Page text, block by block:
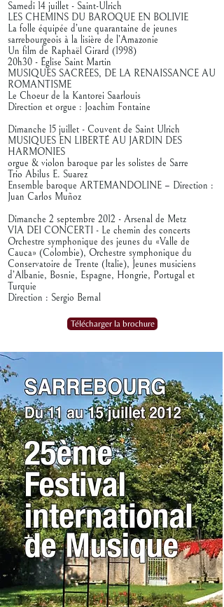
Samedi 14 juillet - Saint-Ulrich
LES CHEMINS DU BAROQUE EN BOLIVIE
La folle équipée d’une quarantaine de jeunes
sarrebourgeois à la lisière de l’Amazonie
Un film de Raphaël Girard (1998)
20h30 - Église Saint Martin
MUSIQUES SACRÉES, DE LA RENAISSANCE AU
ROMANTISME
Le Choeur de la Kantorei Saarlouis
Direction et orgue : Joachim Fontaine
Dimanche 15 juillet - Couvent de Saint Ulrich
MUSIQUES EN LIBERTÉ AU JARDIN DES
HARMONIES
orgue & violon baroque par les solistes de Sarre
Trio Abilus E. Suarez
Ensemble baroque ARTEMANDOLINE – Direction :
Juan Carlos Muñoz
Dimanche 2 septembre 2012 - Arsenal de Metz
VIA DEI CONCERTI - Le chemin des concerts
Orchestre symphonique des jeunes du «Valle de
Cauca» (Colombie), Orchestre symphonique du
Conservatoire de Trente (Italie), Jeunes musiciens
d’Albanie, Bosnie, Espagne, Hongrie, Portugal et
Turquie
Direction : Sergio Bernal
Télécharger la brochure